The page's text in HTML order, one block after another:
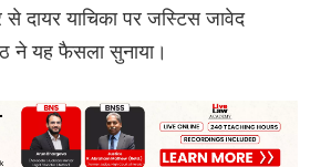
से दायर याचिका पर जस्टिस जावेद
ने यह फैसला सुनाया।